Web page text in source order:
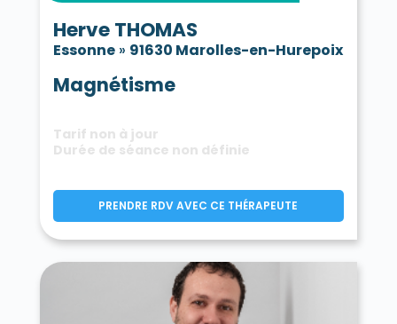
Herve THOMAS
Essonne» 91630 Marolles-en-Hurepoix
Magnétisme
Tarif non à jour
Durée de séance non définie
PRENDRE RDV AVEC CE THÉRAPEUTE